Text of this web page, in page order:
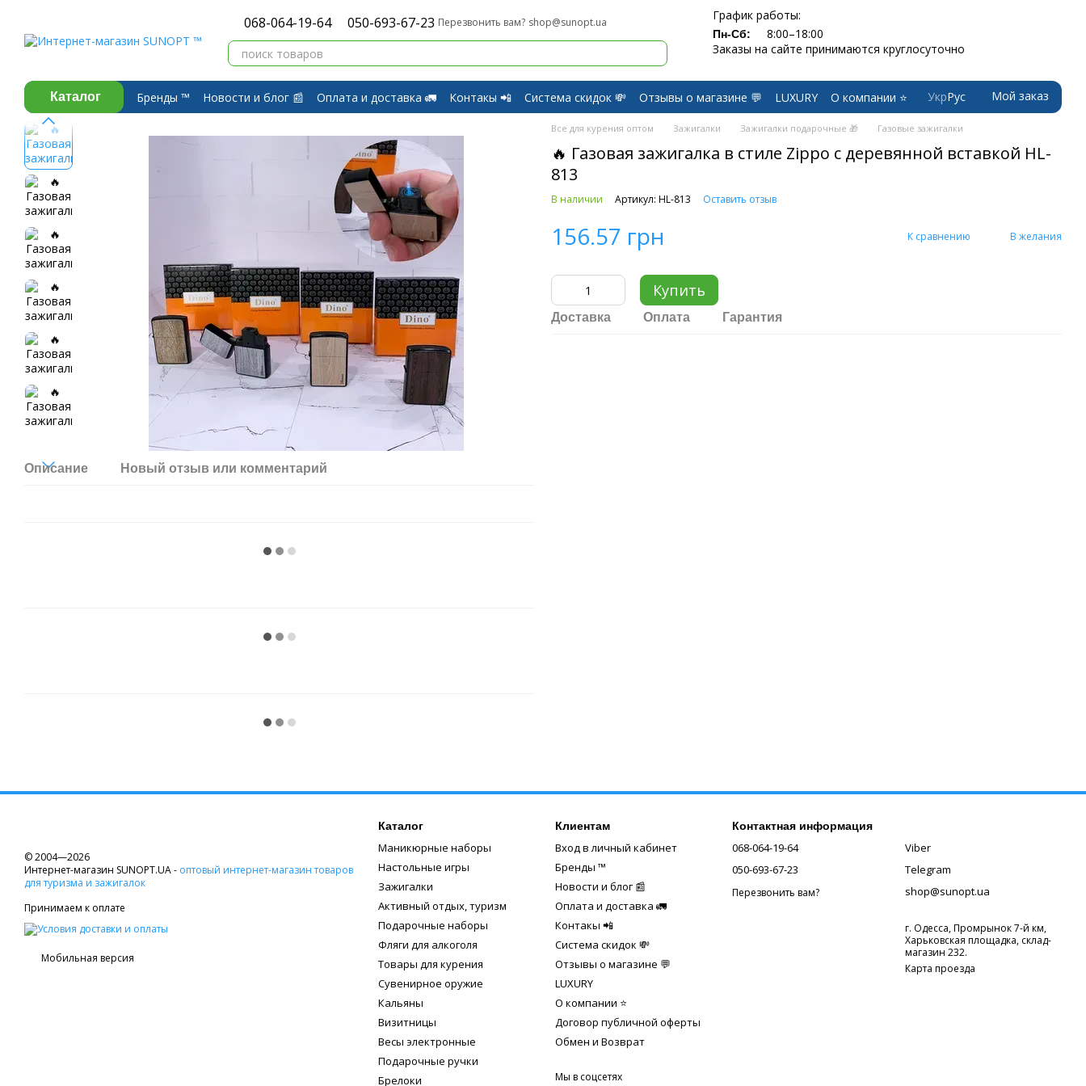
068-064-19-64 050-693-67-23 Перезвонить вам? shop@sunopt.ua График работы:
Пн-Сб:
8:00–18:00
Заказы на сайте принимаются круглосуточно
Каталог Бренды ™️ Новости и блог 📰 Оплата и доставка 🚛 Контакы 📲 Система скидок 💸 Отзывы о магазине 💬 LUXURY
О компании ⭐
Договор публичной оферты
Обмен и Возврат
УкрРус Мой заказ
Описание Новый отзыв или комментарий
Все для курения оптом Зажигалки Зажигалки подарочные 🎁 Газовые зажигалки
🔥 Газовая зажигалка в стиле Zippo с деревянной вставкой HL-
813
В наличии Артикул: HL-813 Оставить отзыв
156.57 грн К сравнению В желания
Купить
Доставка Оплата Гарантия
© 2004—2026
Интернет-магазин SUNOPT.UA - оптовый интернет-магазин товаров
для туризма и зажигалок
Принимаем к оплате
Мобильная версия
Каталог
Маникюрные наборы
Настольные игры
Зажигалки
Активный отдых, туризм
Подарочные наборы
Фляги для алкоголя
Товары для курения
Сувенирное оружие
Кальяны
Визитницы
Весы электронные
Подарочные ручки
Брелоки
Клиентам
Вход в личный кабинет
Бренды ™️
Новости и блог 📰
Оплата и доставка 🚛
Контакы 📲
Система скидок 💸
Отзывы о магазине 💬
LUXURY
О компании ⭐
Договор публичной оферты
Обмен и Возврат
Мы в соцсетях
Контактная информация
068-064-19-64
050-693-67-23
Перезвонить вам?
Viber
Telegram
shop@sunopt.ua
г. Одесса, Промрынок 7-й км,
Харьковская площадка, склад-
магазин 232.
Карта проезда